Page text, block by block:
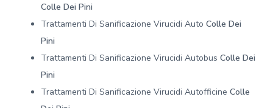
Colle Dei Pini
Trattamenti Di Sanificazione Virucidi Auto Colle Dei
Pini
Trattamenti Di Sanificazione Virucidi Autobus Colle Dei
Pini
Trattamenti Di Sanificazione Virucidi Autofficine Colle